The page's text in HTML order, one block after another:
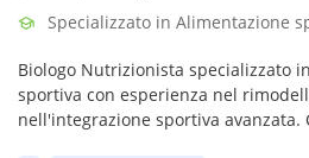
Specializzato in Alimentazione
Biologo Nutrizionista specializzato
sportiva con esperienza nel
nell'integrazione sportiva avanzata.